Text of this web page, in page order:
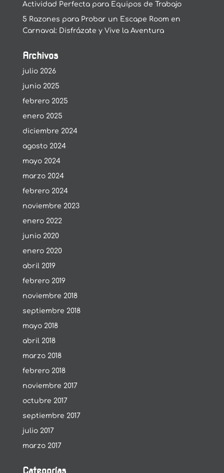
Actividad Perfecta para Equipos de Trabajo
5 Razones para Probar un Escape Room en
Carnaval: Disfrázate y Vive la Aventura
Archivos
julio 2026
junio 2025
febrero 2025
enero 2025
diciembre 2024
agosto 2024
mayo 2024
marzo 2024
febrero 2024
noviembre 2023
enero 2022
junio 2020
enero 2020
abril 2019
febrero 2019
noviembre 2018
septiembre 2018
mayo 2018
abril 2018
marzo 2018
febrero 2018
noviembre 2017
octubre 2017
septiembre 2017
julio 2017
marzo 2017
Categorías